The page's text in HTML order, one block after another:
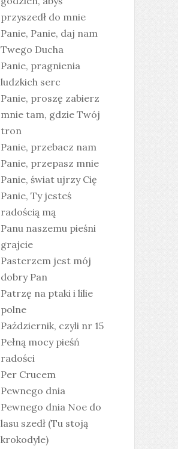
przyszedł do mnie
Panie, Panie, daj nam
Twego Ducha
Panie, pragnienia
ludzkich serc
Panie, proszę zabierz
mnie tam, gdzie Twój
tron
Panie, przebacz nam
Panie, przepasz mnie
Panie, świat ujrzy Cię
Panie, Ty jesteś
radością mą
Panu naszemu pieśni
grajcie
Pasterzem jest mój
dobry Pan
Patrzę na ptaki i lilie
polne
Październik, czyli nr 15
Pełną mocy pieśń
radości
Per Crucem
Pewnego dnia
Pewnego dnia Noe do
lasu szedł (Tu stoją
krokodyle)